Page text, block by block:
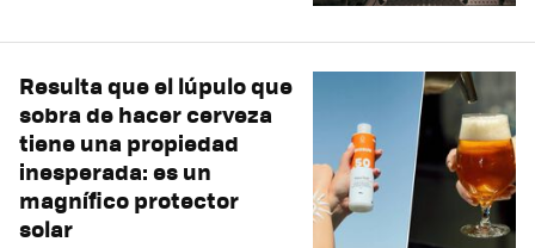
Resulta que el lúpulo que
sobra de hacer cerveza
tiene una propiedad
inesperada: es un
magnífico protector
solar